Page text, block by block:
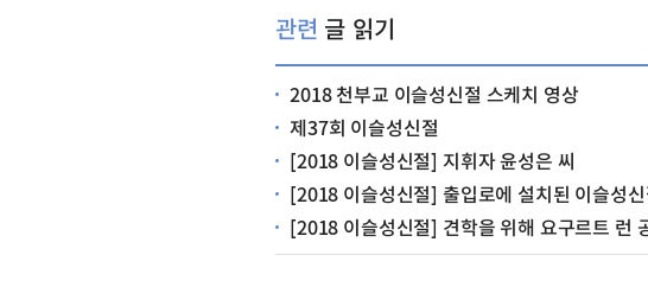
관련 글 읽기
2018 천부교 이슬성신절 스케치 영상
제37회 이슬성신절
[2018 이슬성신절] 지휘자 윤성은 씨
[2018 이슬성신절] 출입로에 설치된 이슬성
[2018 이슬성신절] 견학을 위해 요구르트 런